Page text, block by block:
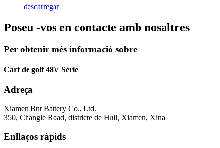
descarregar
Poseu -vos en contacte amb nosaltres
Per obtenir més informació sobre
Cart de golf 48V Sèrie
Adreça
Xiamen Bnt Battery Co., Ltd.
350, Changle Road, districte de Huli, Xiamen, Xina
Enllaços ràpids